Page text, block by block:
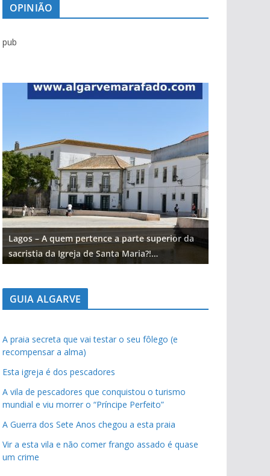
OPINIÃO
pub
Lagos – A quem pertence a parte superior da
sacristia da Igreja de Santa Maria?!…
GUIA ALGARVE
A praia secreta que vai testar o seu fôlego (e
recompensar a alma)
Esta igreja é dos pescadores
A vila de pescadores que conquistou o turismo
mundial e viu morrer o “Príncipe Perfeito”
A Guerra dos Sete Anos chegou a esta praia
Vir a esta vila e não comer frango assado é quase
um crime